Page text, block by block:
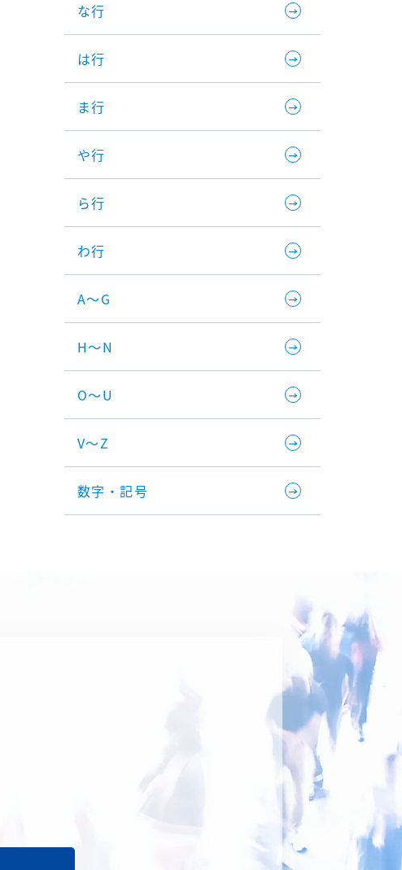
な行
は行
ま行
や行
ら行
わ行
A～G
H～N
O～U
V～Z
数字・記号